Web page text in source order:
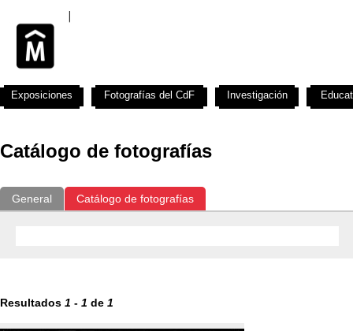
Catálogo de fotografías
General Catálogo de fotografías
Resultados 1 - 1 de 1
Exposiciones Fotografías del CdF Investigación